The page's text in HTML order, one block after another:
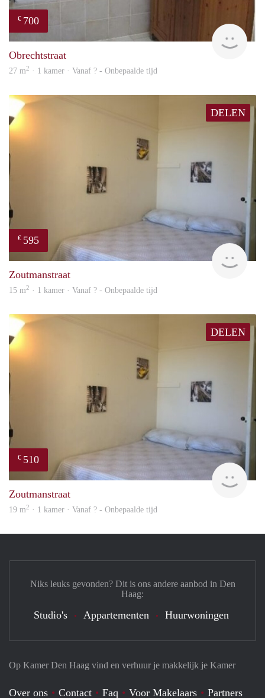
€ 700
rent
Obrechtstraat
27 m2 · 1 kamer · Vanaf ? - Onbepaalde tijd
DELEN
€ 595
Zoutmanstraat
15 m2 · 1 kamer · Vanaf ? - Onbepaalde tijd
DELEN
€ 510
Zoutmanstraat
19 m2 · 1 kamer · Vanaf ? - Onbepaalde tijd
Op Kamer Den Haag vind en verhuur je makkelijk je Kamer
Over ons Contact Faq Voor Makelaars Partners
Niks leuks gevonden? Dit is ons andere aanbod in Den
Haag:
Studio's Appartementen Huurwoningen